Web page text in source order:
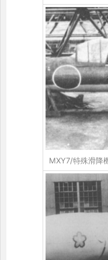
MXY7/特殊滑降